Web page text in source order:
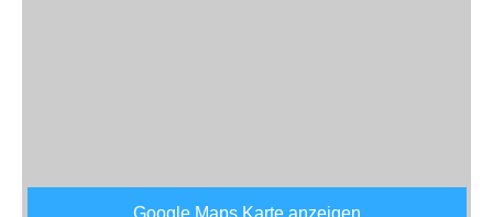
Google Maps Karte anzeigen